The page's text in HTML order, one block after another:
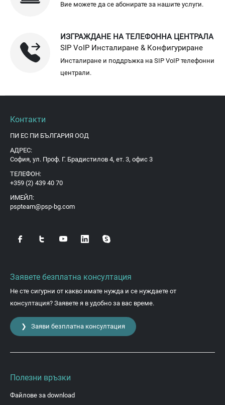
Вие можете да се абонирате за нашите услуги.
ИЗГРАЖДАНЕ НА ТЕЛЕФОННА ЦЕНТРАЛА
SIP VoIP Инсталиране & Конфигуриране
Инсталиране и поддръжка на SIP VoIP телефонни
централи.
Контакти
ПИ ЕС ПИ БЪЛГАРИЯ ООД
АДРЕС:
София, ул. Проф. Г. Брадистилов 4, ет. 3, офис 3
ТЕЛЕФОН:
+359 (2) 439 40 70
ИМЕЙЛ:
pspteam@psp-bg.com
Заявете безплатна консултация
Не сте сигурни от какво имате нужда и се нуждаете от
консултация? Заявете я в удобно за вас време.
❯ Заяви безплатна консултация
Полезни връзки
Файлове за download